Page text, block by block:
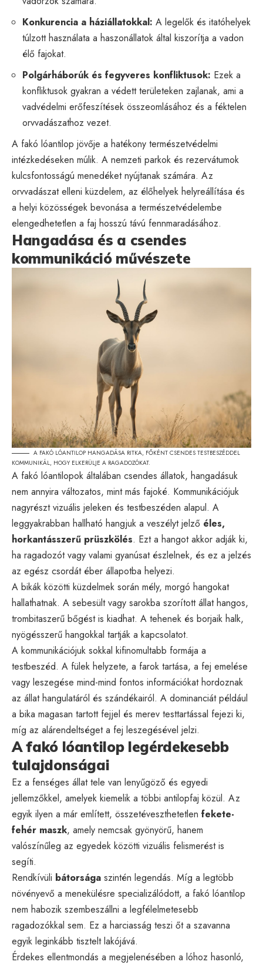
Konkurencia a háziállatokkal: A legelők és itatóhelyek
túlzott használata a haszonállatok által kiszorítja a vadon
élő fajokat.
Polgárháborúk és fegyveres konfliktusok: Ezek a
konfliktusok gyakran a védett területeken zajlanak, ami a
vadvédelmi erőfeszítések összeomlásához és a féktelen
orvvadászathoz vezet.
A fakó lóantilop jövője a hatékony természetvédelmi
intézkedéseken múlik. A nemzeti parkok és rezervátumok
kulcsfontosságú menedéket nyújtanak számára. Az
orvvadászat elleni küzdelem, az élőhelyek helyreállítása és
a helyi közösségek bevonása a természetvédelembe
elengedhetetlen a faj hosszú távú fennmaradásához.
Hangadása és a csendes
kommunikáció művészete
A FAKÓ LÓANTILOP HANGADÁSA RITKA, FŐKÉNT CSENDES TESTBESZÉDDEL
KOMMUNIKÁL, HOGY ELKERÜLJE A RAGADOZÓKAT.
A fakó lóantilopok általában csendes állatok, hangadásuk
nem annyira változatos, mint más fajoké. Kommunikációjuk
nagyrészt vizuális jeleken és testbeszéden alapul. A
leggyakrabban hallható hangjuk a veszélyt jelző éles,
horkantásszerű prüszkölés. Ezt a hangot akkor adják ki,
ha ragadozót vagy valami gyanúsat észlelnek, és ez a jelzés
az egész csordát éber állapotba helyezi.
A bikák közötti küzdelmek során mély, morgó hangokat
hallathatnak. A sebesült vagy sarokba szorított állat hangos,
trombitaszerű bőgést is kiadhat. A tehenek és borjaik halk,
nyögésszerű hangokkal tartják a kapcsolatot.
A kommunikációjuk sokkal kifinomultabb formája a
testbeszéd. A fülek helyzete, a farok tartása, a fej emelése
vagy leszegése mind-mind fontos információkat hordoznak
az állat hangulatáról és szándékairól. A dominanciát például
a bika magasan tartott fejjel és merev testtartással fejezi ki,
míg az alárendeltséget a fej leszegésével jelzi.
A fakó lóantilop legérdekesebb
tulajdonságai
Ez a fenséges állat tele van lenyűgöző és egyedi
jellemzőkkel, amelyek kiemelik a többi antilopfaj közül. Az
egyik ilyen a már említett, összetéveszthetetlen fekete-
fehér maszk, amely nemcsak gyönyörű, hanem
valószínűleg az egyedek közötti vizuális felismerést is
segíti.
Rendkívüli bátorsága szintén legendás. Míg a legtöbb
növényevő a menekülésre specializálódott, a fakó lóantilop
nem habozik szembeszállni a legfélelmetesebb
ragadozókkal sem. Ez a harciasság teszi őt a szavanna
egyik leginkább tisztelt lakójává.
Érdekes ellentmondás a megjelenésében a lóhoz hasonló,